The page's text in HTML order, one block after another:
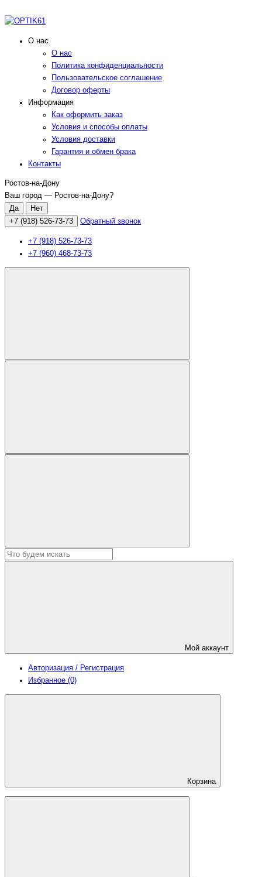
О нас
О нас
Политика конфиденциальности
Пользовательское соглашение
Договор оферты
Информация
Как оформить заказ
Условия и способы оплаты
Условия доставки
Гарантия и обмен брака
Контакты
Ростов-на-Дону
Ваш город — Ростов-на-Дону?
+7 (918) 526-73-73 Обратный звонок
+7 (918) 526-73-73
+7 (960) 468-73-73
Мой аккаунт
Авторизация / Регистрация
Избранное (0)
Корзина